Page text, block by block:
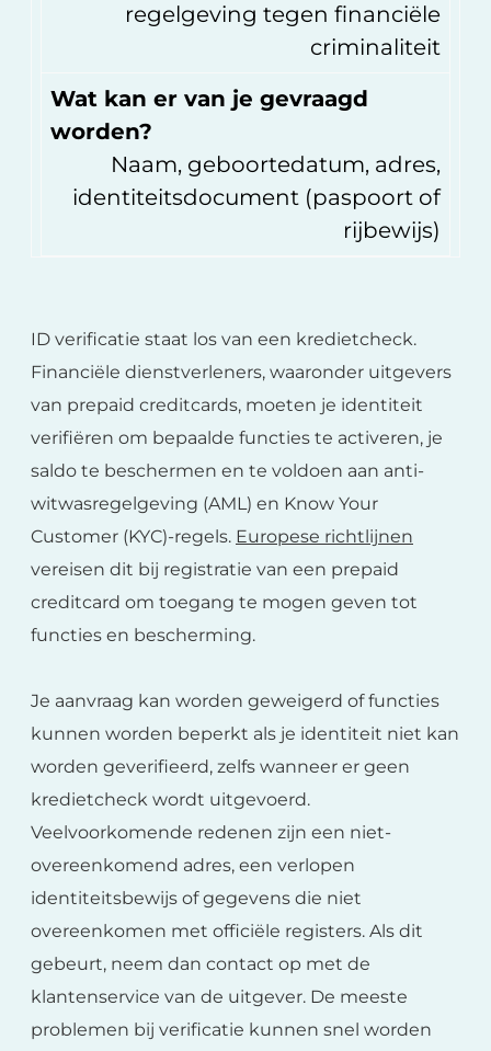
regelgeving tegen financiële
criminaliteit
Wat kan er van je gevraagd
worden?
Naam, geboortedatum, adres,
identiteitsdocument (paspoort of
rijbewijs)
ID verificatie staat los van een kredietcheck.
Financiële dienstverleners, waaronder uitgevers
van prepaid creditcards, moeten je identiteit
verifiëren om bepaalde functies te activeren, je
saldo te beschermen en te voldoen aan anti-
witwasregelgeving (AML) en Know Your
Customer (KYC)-regels. Europese richtlijnen
vereisen dit bij registratie van een prepaid
creditcard om toegang te mogen geven tot
functies en bescherming.
Je aanvraag kan worden geweigerd of functies
kunnen worden beperkt als je identiteit niet kan
worden geverifieerd, zelfs wanneer er geen
kredietcheck wordt uitgevoerd.
Veelvoorkomende redenen zijn een niet-
overeenkomend adres, een verlopen
identiteitsbewijs of gegevens die niet
overeenkomen met officiële registers. Als dit
gebeurt, neem dan contact op met de
klantenservice van de uitgever. De meeste
problemen bij verificatie kunnen snel worden